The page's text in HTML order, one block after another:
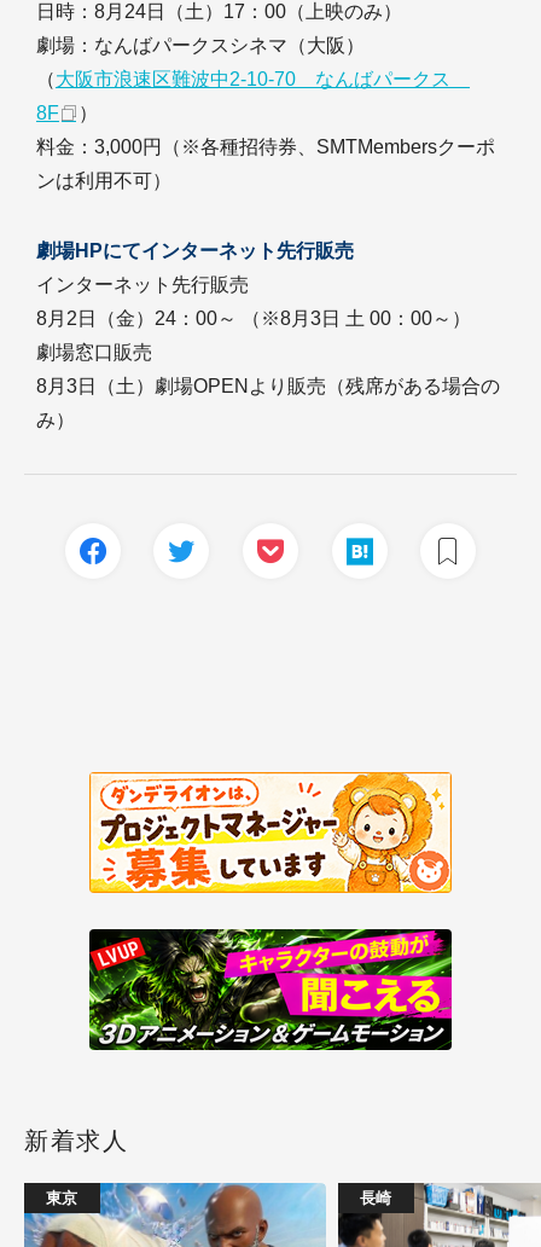
日時：8月24日（土）17：00（上映のみ）
劇場：なんばパークスシネマ（大阪）
（大阪市浪速区難波中2-10-70 なんばパークス
8F
）
料金：3,000円（※各種招待券、SMTMembersクーポ
ンは利用不可）
劇場HPにてインターネット先行販売
インターネット先行販売
8月2日（金）24：00～ （※8月3日 土 00：00～）
劇場窓口販売
8月3日（土）劇場OPENより販売（残席がある場合の
み）
新着求人
東京 長崎